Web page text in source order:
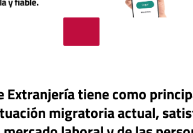
Extranjería tiene como
migratoria actual,